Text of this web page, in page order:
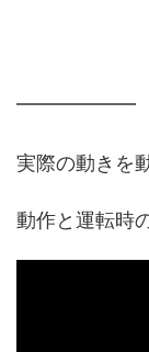
実際の動きを
動作と運転時